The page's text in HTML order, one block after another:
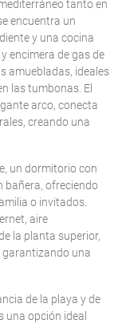
tanto en
encuentra un
y una cocina
encimera de gas de
amuebladas, ideales
las tumbonas. El
arco, conecta
creando una
un dormitorio con
bañera, ofreciendo
o invitados.
aire
la planta superior,
garantizando una
de la playa y de
una opción ideal